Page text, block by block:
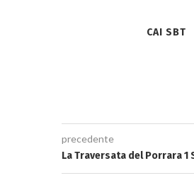
CAI SBT
precedente
La Traversata del Porrara 1